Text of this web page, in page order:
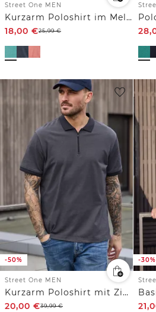
Street One MEN
Kurzarm Poloshirt im Melange-Look
18,00 €25,99€
-50%
Street One MEN
Kurzarm Poloshirt mit Zipperdetail
20,00 €39,99€
-30%